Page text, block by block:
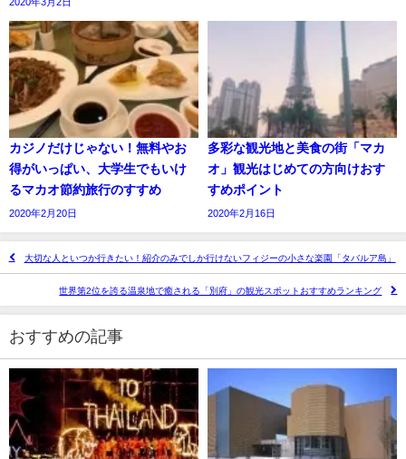
カジノだけじゃない！無料やお
得がいっぱい、大学生でもいけ
るマカオ節約旅行のすすめ
2020年2月20日
多彩な観光地と美食の街「マカ
オ」観光はじめての方向けおす
すめポイント
2020年2月16日
大切な人といつか行きたい！紹介のみでしか行けないフィジーの小さな楽園「タバルア島」
世界第2位を誇る温泉地で癒される「別府」の観光スポットおすすめランキング
おすすめの記事